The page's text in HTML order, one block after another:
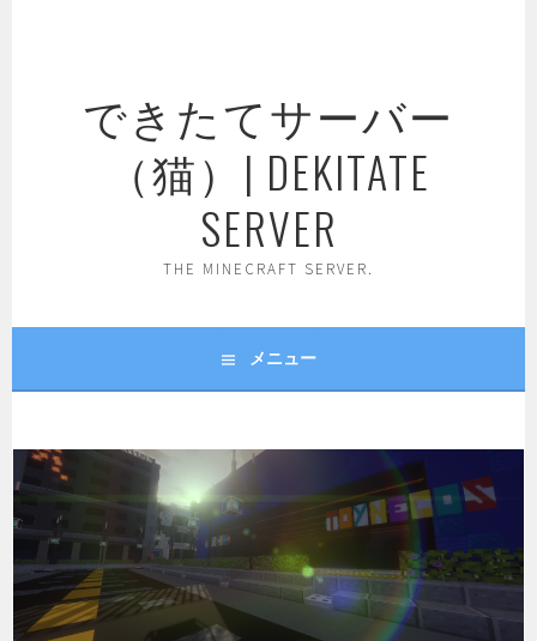
できたてサーバー
（猫）| DEKITATE
SERVER
THE MINECRAFT SERVER.
メニュー